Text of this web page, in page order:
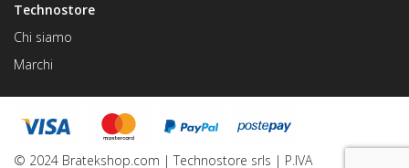
Technostore
Chi siamo
Marchi
© 2024 Bratekshop.com | Technostore srls | P.IVA